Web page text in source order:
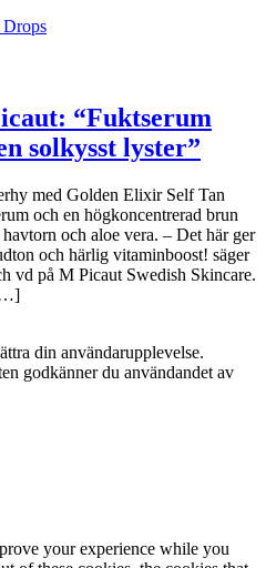
“Fuktserum
solkysst lyster”
med Golden Elixir Self Tan
och en högkoncentrerad brun
och aloe vera. – Det här ger
och härlig vitaminboost! säger
vd på M Picaut Swedish Skincare.
din användarupplevelse.
godkänner du användandet av
your experience while you